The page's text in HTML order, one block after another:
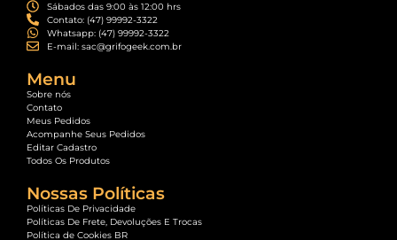
Sábados das 9:00 às 12:00 hrs
Contato: (47) 99992-3322
Whatsapp: (47) 99992-3322
E-mail: sac@grifogeek.com.br
Menu
Sobre nós
Contato
Meus Pedidos
Acompanhe Seus Pedidos
Editar Cadastro
Todos Os Produtos
Nossas Políticas
Políticas De Privacidade
Políticas De Frete, Devoluções E Trocas
Política de Cookies BR